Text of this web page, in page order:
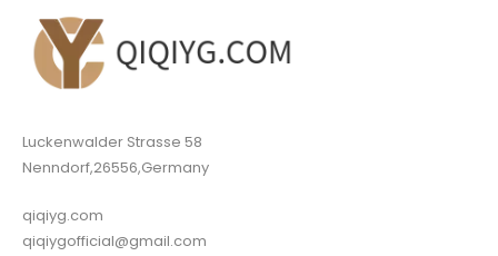
Luckenwalder Strasse 58
Nenndorf,26556,Germany
qiqiyg.com
qiqiygofficial@gmail.com